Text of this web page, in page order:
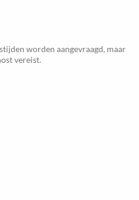
worden aangevraagd, maar
vereist.